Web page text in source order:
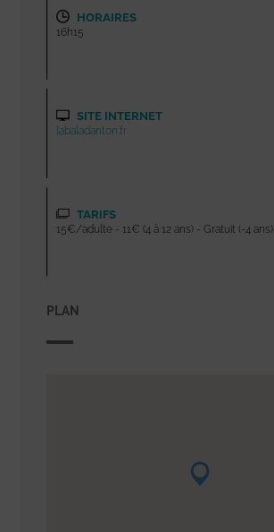
HORAIRES
16h15
SITE INTERNET
labaladanton.fr
TARIFS
15€/adulte - 11€ (4 à 12 ans) - Gratuit (-4 ans)
PLAN